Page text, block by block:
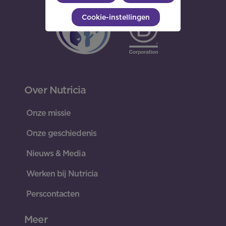
Over Nutricia
Onze missie
Onze geschiedenis
Nieuws & Media
Werken bij Nutricia
Perscontacten
Meer
Cookie-instellingen